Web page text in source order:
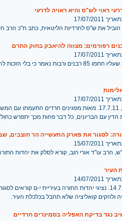
ראוי לש"ס והיא ראויה לדרעי
07/2011
הוביל את ש"ס לחרדיות הליטאית, כתב ח"כ הרב
רפורמים: מצווה להיאבק בחוק החרם
07/2011
בגילוי דעת שעליו חתמו 85 רבנים ורבות
07/2011
קול ישראל, 17.7.11. מאות מפגינים חרדים
הדין עם הבריונים, כל דבר פחות מכך יתפרש
לסגור את פארק התעשייה הר חוצבים,
07/2011
הרב עו"ד אורי רגב, קורא לסלק את יהדות
העיר
07/2011
גלובס, 14.7.11. נציגי יהדות התורה בעיריית י-ם
ולהקים קואליציה שלא תחבל בכלכלת העיר.
נגד בדיקת האפליה בסמינרים חרדיים